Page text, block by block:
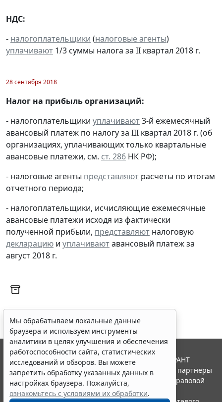
НДС:
- налогоплательщики (налоговые агенты)
уплачивают 1/3 суммы налога за II квартал 2018 г.
28 сентября 2018
Налог на прибыль организаций:
- налогоплательщики уплачивают3-й ежемесячный
авансовый платеж по налогу за III квартал 2018 г. (об
организациях, уплачивающих только квартальные
авансовые платежи, см. ст. 286 НК РФ);
- налоговые агенты представляют расчеты по итогам
отчетного периода;
- налогоплательщики, исчисляющие ежемесячные
авансовые платежи исходя из фактически
полученной прибыли, представляют налоговую
декларацию и уплачиваютавансовый платеж за
август 2018 г.
Мы обрабатываем локальные данные
браузера и используем инструменты
аналитики в целях улучшения и обеспечения
работоспособности сайта, статистических
исследований и обзоров. Вы можете
запретить обработку указанных данных в
настройках браузера. Пожалуйста,
ознакомьтесь с условиями их обработки.
© ООО "НПП "ГАРАНТ-СЕРВИС", 2026. Система ГАРАНТ
выпускается с 1990 года. Компания "Гарант" и ее партнеры
являются участниками Российской ассоциации правовой
информации ГАРАНТ.